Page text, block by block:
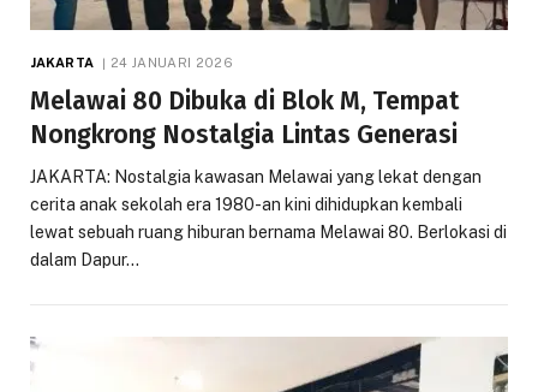
JAKARTA 24 JANUARI 2026
Melawai 80 Dibuka di Blok M, Tempat
Nongkrong Nostalgia Lintas Generasi
JAKARTA: Nostalgia kawasan Melawai yang lekat dengan
cerita anak sekolah era 1980-an kini dihidupkan kembali
lewat sebuah ruang hiburan bernama Melawai 80. Berlokasi di
dalam Dapur…